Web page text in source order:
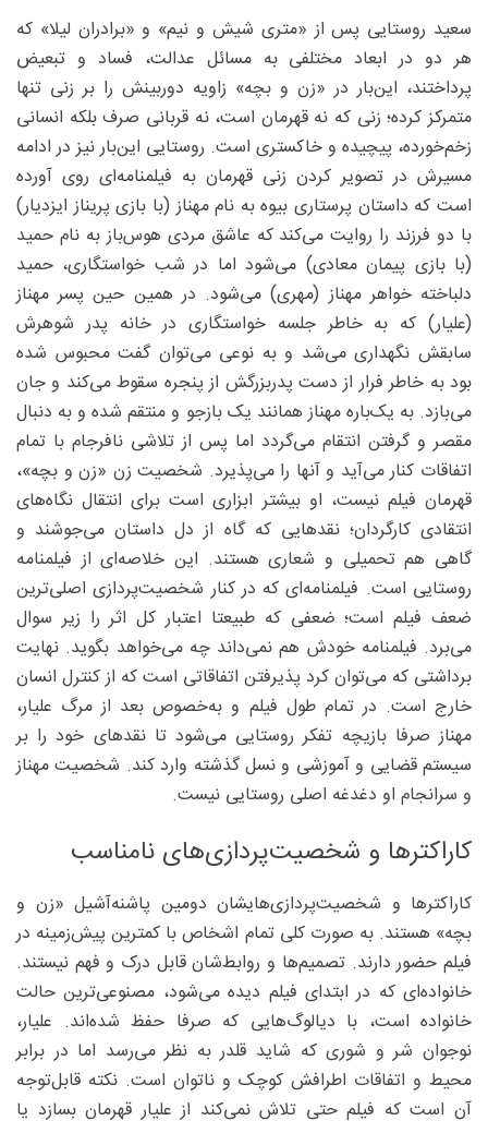
سعید روستایی پس از «متری شیش و نیم» و «برادران لیلا» که
هر دو در ابعاد مختلفی به مسائل عدالت، فساد و تبعیض
پرداختند، این‌بار در «زن و بچه» زاویه دوربینش را بر زنی تنها
متمرکز کرده؛ زنی که نه قهرمان است، نه قربانی صرف بلکه انسانی
زخم‌خورده، پیچیده و خاکستری است. روستایی این‌بار نیز در ادامه
مسیرش در تصویر کردن زنی قهرمان به فیلمنامه‌ای روی آورده
است که داستان پرستاری بیوه به نام مهناز (با بازی پریناز ایزدیار)
با دو فرزند را روایت می‌کند که عاشق مردی هوس‌باز به نام حمید
(با بازی پیمان معادی) می‌شود اما در شب خواستگاری، حمید
دلباخته‌ خواهر مهناز (مهری) می‌شود. در همین حین پسر مهناز
(علیار) که به خاطر جلسه خواستگاری در خانه پدر شوهرش
سابقش نگهداری می‌شد و به نوعی می‌توان گفت محبوس شده
بود به خاطر فرار از دست پدربزرگش از پنجره سقوط می‌کند و جان
می‌بازد. به یک‌باره مهناز همانند یک بازجو و منتقم شده و به دنبال
مقصر و گرفتن انتقام می‌گردد اما پس از تلاشی نافرجام با تمام
اتفاقات کنار می‌آید و آنها را می‌پذیرد. شخصیت زن «زن و بچه»،
قهرمان فیلم نیست، او بیشتر ابزاری‌ است برای انتقال نگاه‌های
انتقادی کارگردان؛ نقدهایی که گاه از دل داستان می‌جوشند و
گاهی هم تحمیلی و شعاری هستند. این خلاصه‌‌ای از فیلمنامه
روستایی است. فیلمنامه‌ای که در کنار شخصیت‌پردازی اصلی‌ترین
ضعف فیلم است؛ ضعفی که طبیعتا اعتبار کل اثر را زیر سوال
می‌برد. فیلمنامه خودش هم نمی‌داند چه می‌خواهد بگوید. نهایت
برداشتی که می‌توان کرد پذیرفتن اتفاقاتی است که از کنترل انسان
خارج است. در تمام طول فیلم و به‌خصوص بعد از مرگ علیار،
مهناز صرفا بازیچه تفکر روستایی می‌شود تا نقدهای خود را بر
سیستم قضایی و آموزشی و نسل گذشته وارد کند. شخصیت مهناز
و سرانجام او دغدغه اصلی روستایی نیست.
کاراکترها و شخصیت‌پردازی‌های نامناسب
کاراکترها و شخصیت‌پردازی‌هایشان دومین پاشنه‌آشیل «زن و
بچه» هستند. به صورت کلی تمام اشخاص با کمترین پیش‌زمینه در
فیلم حضور دارند. تصمیم‌ها و روابط‌شان قابل درک و فهم نیستند.
خانواده‌ای که در ابتدای فیلم دیده می‌شود، مصنوعی‌ترین حالت
خانواده است، با دیالوگ‌هایی که صرفا حفظ شده‌اند. علیار،
نوجوان شر و شوری که شاید قلدر به نظر می‌رسد اما در برابر
محیط و اتفاقات اطرافش کوچک و ناتوان است. نکته‌ قابل‌توجه
آن است که فیلم حتی تلاش نمی‌کند از علیار قهرمان بسازد یا